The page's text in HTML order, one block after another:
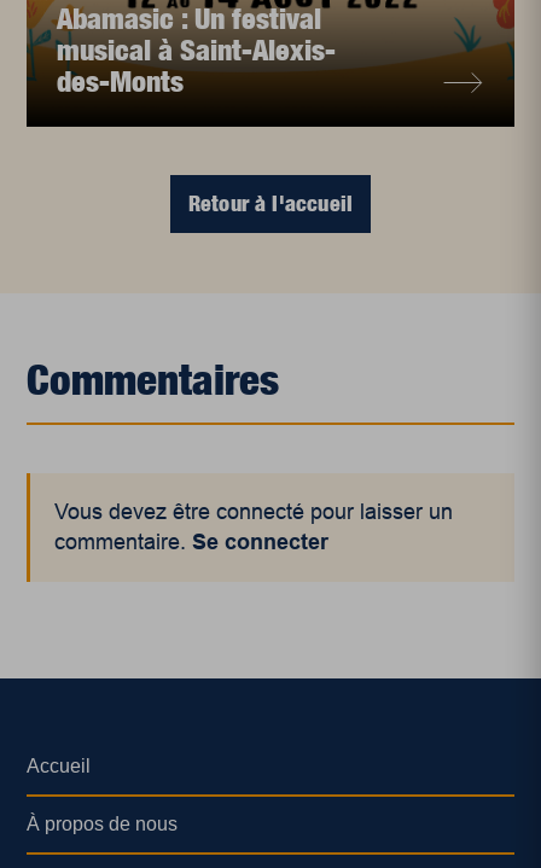
Abamasic : Un festival
musical à Saint-Alexis-
des-Monts
Retour à l'accueil
Commentaires
Vous devez être connecté pour laisser un
commentaire.Se connecter
Accueil
À propos de nous